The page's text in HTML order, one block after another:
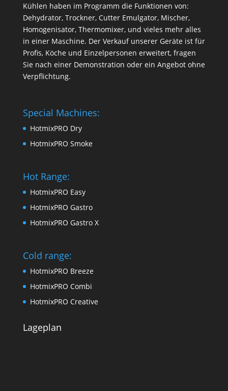
Kühlen haben im Programm die Funktionen von:
Dehydrator, Trockner, Cutter Emulgator, Mischer,
Homogenisator, Thermomixer, und vieles mehr alles
in einer Maschine. Der Verkauf unserer Geräte ist für
Profis, Köche und Einzelpersonen erweitert, fragen
Sie nach einer Demonstration oder ein Angebot ohne
Verpflichtung.
Special Machines:
HotmixPRO Dry
HotmixPRO Smoke
Hot Range:
HotmixPRO Easy
HotmixPRO Gastro
HotmixPRO Gastro X
Cold range:
HotmixPRO Breeze
HotmixPRO Combi
HotmixPRO Creative
Lageplan